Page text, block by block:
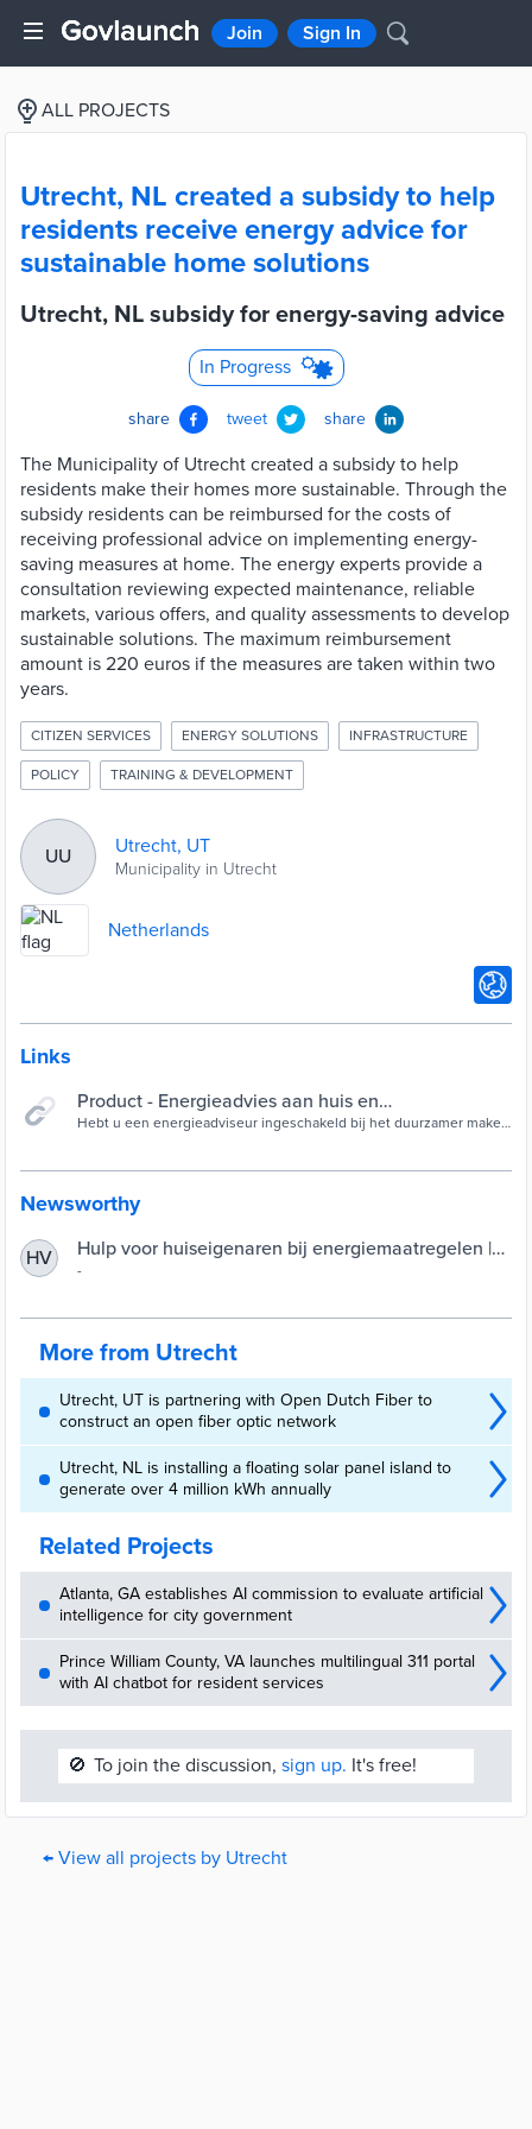
Join Sign In
ALL PROJECTS
Utrecht, NL created a subsidy to help
residents receive energy advice for
sustainable home solutions
Utrecht, NL subsidy for energy-saving advice
In Progress
share tweet share
The Municipality of Utrecht created a subsidy to help
residents make their homes more sustainable. Through the
subsidy residents can be reimbursed for the costs of
receiving professional advice on implementing energy-
saving measures at home. The energy experts provide a
consultation reviewing expected maintenance, reliable
markets, various offers, and quality assessments to develop
sustainable solutions. The maximum reimbursement
amount is 220 euros if the measures are taken within two
years.
CITIZEN SERVICES ENERGY SOLUTIONS INFRASTRUCTURE
POLICY TRAINING & DEVELOPMENT
UU Utrecht, UT
Municipality in Utrecht
Netherlands
Links
Product - Energieadvies aan huis en
trajectbegeleiding, subsidie aanvragen - Online
Hebt u een energieadviseur ingeschakeld bij het duurzamer maken
aan huis, de trajectbegeleiding om een duurzaam meerjarenplan op
te stellen en/of de trajectbegeleiding om de maatregelen uit het
advies uit te voeren.
Newsworthy
HV
Hulp voor huiseigenaren bij energiemaatregelen |
Gemeente Utrecht
-
More from Utrecht
Utrecht, UT is partnering with Open Dutch Fiber to
construct an open fiber optic network
Utrecht, NL is installing a floating solar panel island to
generate over 4 million kWh annually
Related Projects
Atlanta, GA establishes AI commission to evaluate artificial
intelligence for city government
Prince William County, VA launches multilingual 311 portal
with AI chatbot for resident services
🚫 To join the discussion, sign up. It's free!
← View all projects by Utrecht